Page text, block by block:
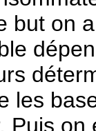
but on
les
Puis